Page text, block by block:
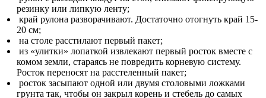
резинку или липкую ленту;
край рулона разворачивают. Достаточно отогнуть край 15-
20 см;
на столе расстилают первый пакет;
из «улитки» лопаткой извлекают первый росток вместе с
комом земли, стараясь не повредить корневую систему.
Росток переносят на расстеленный пакет;
росток засыпают одной или двумя столовыми ложками
грунта так, чтобы он закрыл корень и стебель до самых